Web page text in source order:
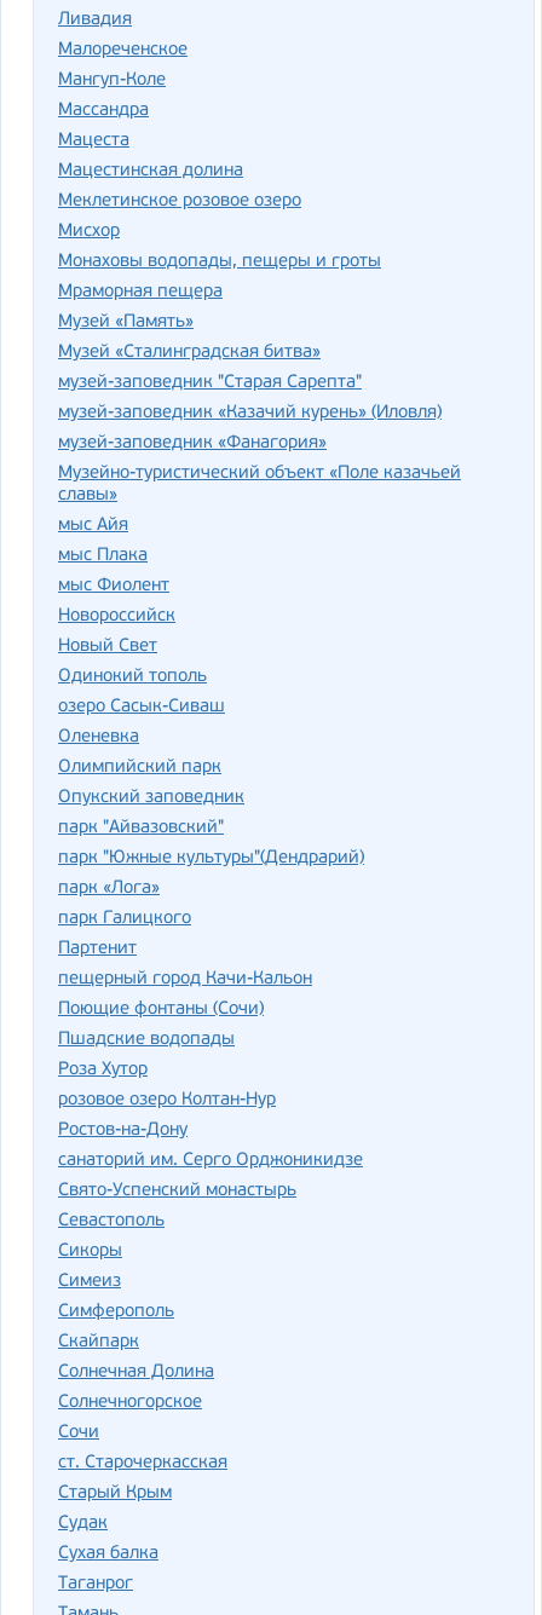
Ливадия
Малореченское
Мангуп-Коле
Массандра
Мацеста
Мацестинская долина
Меклетинское розовое озеро
Мисхор
Монаховы водопады, пещеры и гроты
Мраморная пещера
Музей «Память»
Музей «Сталинградская битва»
музей-заповедник "Старая Сарепта"
музей-заповедник «Казачий курень» (Иловля)
музей-заповедник «Фанагория»
Музейно-туристический объект «Поле казачьей
славы»
мыс Айя
мыс Плака
мыс Фиолент
Новороссийск
Новый Свет
Одинокий тополь
озеро Сасык-Сиваш
Оленевка
Олимпийский парк
Опукский заповедник
парк "Айвазовский"
парк "Южные культуры"(Дендрарий)
парк «Лога»
парк Галицкого
Партенит
пещерный город Качи-Кальон
Поющие фонтаны (Сочи)
Пшадские водопады
Роза Хутор
розовое озеро Колтан-Нур
Ростов-на-Дону
санаторий им. Серго Орджоникидзе
Свято-Успенский монастырь
Севастополь
Сикоры
Симеиз
Симферополь
Скайпарк
Солнечная Долина
Солнечногорское
Сочи
ст. Старочеркасская
Старый Крым
Судак
Сухая балка
Таганрог